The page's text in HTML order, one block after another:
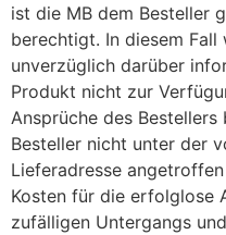
ist die MB dem Besteller
berechtigt. In diesem Fall
unverzüglich darüber
Produkt nicht zur
Ansprüche des
Besteller nicht unter der
Lieferadresse
Kosten für die erfolglose
zufälligen Untergangs